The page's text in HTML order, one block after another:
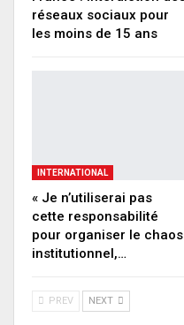
réseaux sociaux pour
les moins de 15 ans
INTERNATIONAL
« Je n’utiliserai pas
cette responsabilité
pour organiser le chaos
institutionnel,…
PREV NEXT